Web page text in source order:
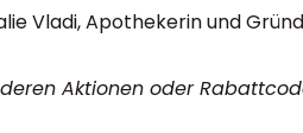
Vladi, Apothekerin und
Aktionen oder